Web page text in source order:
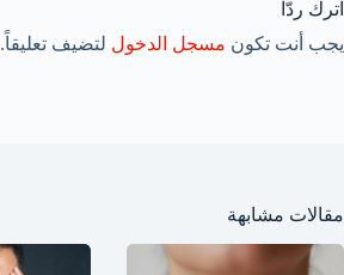
اترك ردّاً
يجب أنت تكون مسجل الدخول لتضيف تعليقاً.
مقالات مشابهة